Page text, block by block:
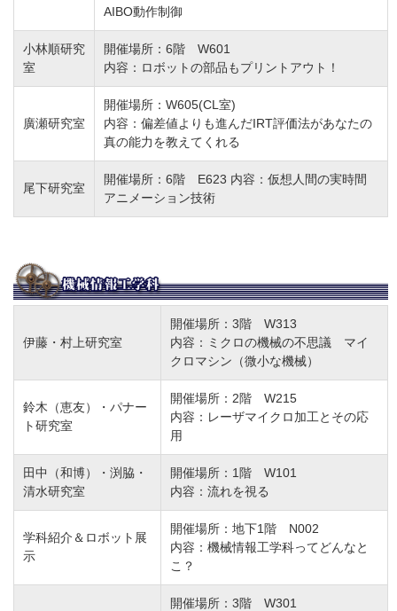
AIBO動作制御
小林順研究
室
開催場所：6階 W601
内容：ロボットの部品もプリントアウト！
廣瀬研究室
開催場所：W605(CL室)
内容：偏差値よりも進んだIRT評価法があなたの
真の能力を教えてくれる
尾下研究室
開催場所：6階 E623 内容：仮想人間の実時間
アニメーション技術
伊藤・村上研究室
開催場所：3階 W313
内容：ミクロの機械の不思議 マイ
クロマシン（微小な機械）
鈴木（恵友）・パナー
ト研究室
開催場所：2階 W215
内容：レーザマイクロ加工とその応
用
田中（和博）・渕脇・
清水研究室
開催場所：1階 W101
内容：流れを視る
学科紹介＆ロボット展
示
開催場所：地下1階 N002
内容：機械情報工学科ってどんなと
こ？
開催場所：3階 W301